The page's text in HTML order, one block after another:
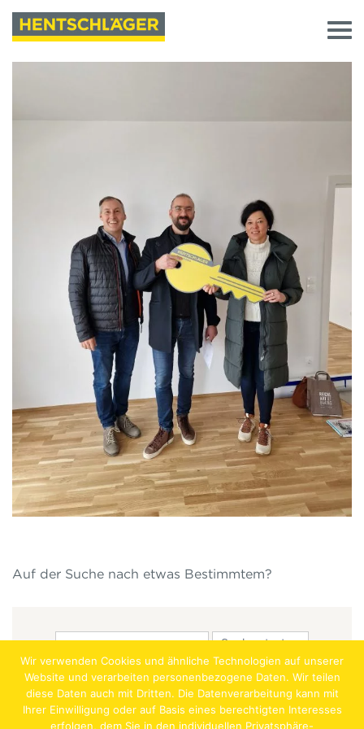
Auf der Suche nach etwas Bestimmtem?
Wir verwenden Cookies und ähnliche Technologien auf unserer
Website und verarbeiten personenbezogene Daten. Wir teilen
diese Daten auch mit Dritten. Die Datenverarbeitung kann mit
Ihrer Einwilligung oder auf Basis eines berechtigten Interesses
erfolgen, dem Sie in den individuellen Privatsphäre-